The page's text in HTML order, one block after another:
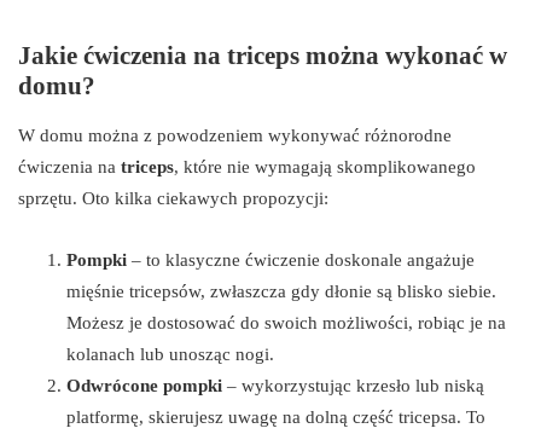
Jakie ćwiczenia na triceps można wykonać w
domu?
W domu można z powodzeniem wykonywać różnorodne
ćwiczenia na triceps, które nie wymagają skomplikowanego
sprzętu. Oto kilka ciekawych propozycji:
Pompki – to klasyczne ćwiczenie doskonale angażuje
mięśnie tricepsów, zwłaszcza gdy dłonie są blisko siebie.
Możesz je dostosować do swoich możliwości, robiąc je na
kolanach lub unosząc nogi.
Odwrócone pompki – wykorzystując krzesło lub niską
platformę, skierujesz uwagę na dolną część tricepsa. To